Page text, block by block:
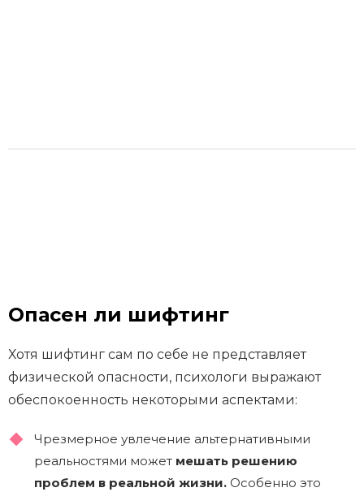
Опасен ли шифтинг
Хотя шифтинг сам по себе не представляет
физической опасности, психологи выражают
обеспокоенность некоторыми аспектами:
Чрезмерное увлечение альтернативными
реальностями может мешать решению
проблем в реальной жизни. Особенно это